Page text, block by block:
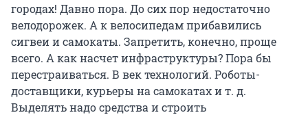
городах! Давно пора. До сих пор недостаточно
велодорожек. А к велосипедам прибавились
сигвеи и самокаты. Запретить, конечно, проще
всего. А как насчет инфраструктуры? Пора бы
перестраиваться. В век технологий. Роботы-
доставщики, курьеры на самокатах и т. д.
Выделять надо средства и строить